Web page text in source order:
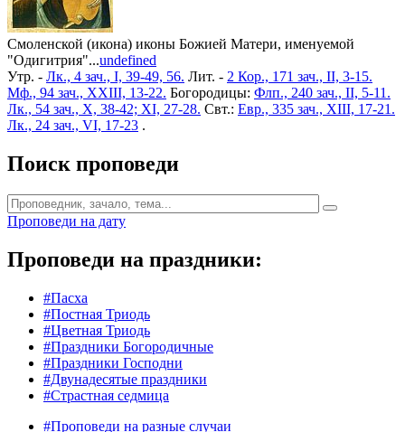
Смоленской (икона) иконы Божией Матери, именуемой
"Одигитрия"...undefined
Утр. - Лк., 4 зач., I, 39-49, 56. Лит. - 2 Кор., 171 зач., II, 3-15.
Мф., 94 зач., XXIII, 13-22. Богородицы: Флп., 240 зач., II, 5-11.
Лк., 54 зач., X, 38-42; XI, 27-28. Свт.: Евр., 335 зач., XIII, 17-21.
Лк., 24 зач., VI, 17-23 .
Поиск проповеди
Проповеди на дату
Проповеди на праздники:
#Пасха
#Постная Триодь
#Цветная Триодь
#Праздники Богородичные
#Праздники Господни
#Двунадесятые праздники
#Страстная седмица
#Проповеди на разные случаи